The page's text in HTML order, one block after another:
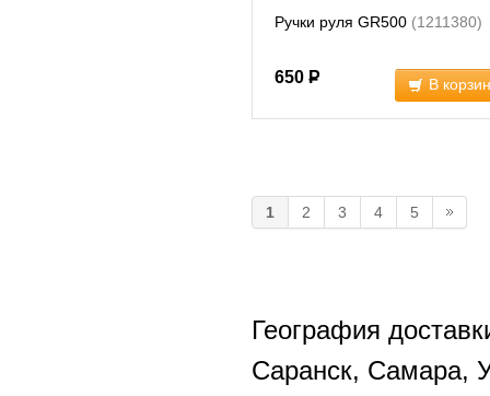
Ручки руля GR500 (1211380)
650 Р В
1 2 3 4 5
География
Саранск, Самара,